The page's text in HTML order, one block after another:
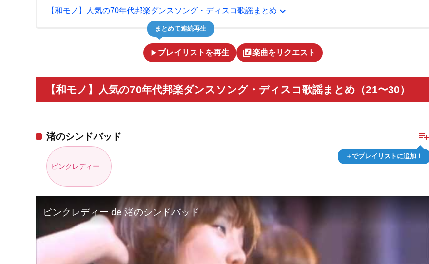
【和モノ】人気の70年代邦楽ダンスソング・ディスコ歌謡まとめ expand_more
play_arrow プレイリストを再生
まとめて連続再生
library_music楽曲をリクエスト
【和モノ】人気の70年代邦楽ダンスソング・ディスコ歌謡まとめ（21〜30）
playlist_add
＋でプレイリストに追加！
渚のシンドバッド
ピンクレディー
ピンクレディー de 渚のシンドバッド